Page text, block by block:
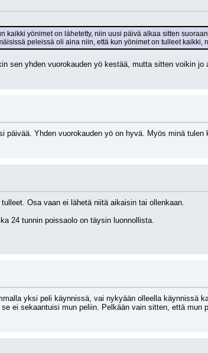
kaikki yönimet on lähetetty, niin uusi päivä alkaa sitten
peleissä oli aina niin, että kun yönimet on tulleet kaikki,
sen yhden vuorokauden yö kestää, mutta sitten voikin
päivää. Yhden vuorokauden yö on hyvä. Myös minä
Osa vaan ei lähetä niitä aikaisin tai ollenkaan.
24 tunnin poissaolo on täysin luonnollista.
yksi peli käynnissä, vai nykyään olleella käynnissä
ei sekaantuisi mun peliin. Pelkään vain sitten, että